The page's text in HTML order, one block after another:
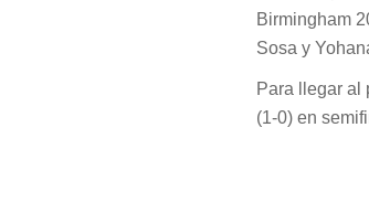
Birmingham
Sosa y
Para llegar al
(1-0) en